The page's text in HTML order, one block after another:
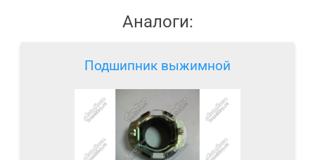
Аналоги:
Подшипник выжимной